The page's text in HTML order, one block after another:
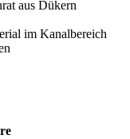
aus Dükern
im Kanalbereich